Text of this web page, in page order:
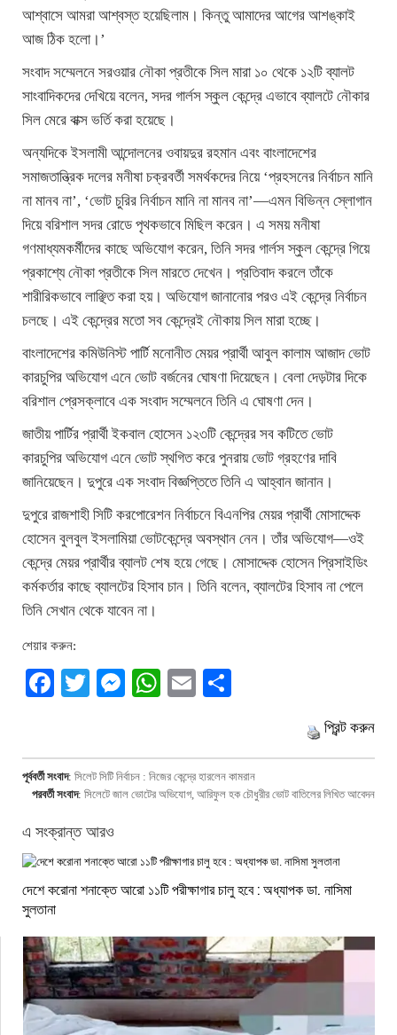
আশ্বাসে আমরা আশ্বস্ত হয়েছিলাম। কিন্তু আমাদের আগের আশঙ্কাই
আজ ঠিক হলো।’
সংবাদ সম্মেলনে সরওয়ার নৌকা প্রতীকে সিল মারা ১০ থেকে ১২টি ব্যালট
সাংবাদিকদের দেখিয়ে বলেন, সদর গার্লস স্কুল কেন্দ্রে এভাবে ব্যালটে নৌকার
সিল মেরে বাক্স ভর্তি করা হয়েছে।
অন্যদিকে ইসলামী আন্দোলনের ওবায়দুর রহমান এবং বাংলাদেশের
সমাজতান্ত্রিক দলের মনীষা চক্রবর্তী সমর্থকদের নিয়ে ‘প্রহসনের নির্বাচন মানি
না মানব না’, ‘ভোট চুরির নির্বাচন মানি না মানব না’—এমন বিভিন্ন স্লোগান
দিয়ে বরিশাল সদর রোডে পৃথকভাবে মিছিল করেন। এ সময় মনীষা
গণমাধ্যমকর্মীদের কাছে অভিযোগ করেন, তিনি সদর গার্লস স্কুল কেন্দ্রে গিয়ে
প্রকাশ্যে নৌকা প্রতীকে সিল মারতে দেখেন। প্রতিবাদ করলে তাঁকে
শারীরিকভাবে লাঞ্ছিত করা হয়। অভিযোগ জানানোর পরও এই কেন্দ্রে নির্বাচন
চলছে। এই কেন্দ্রের মতো সব কেন্দ্রেই নৌকায় সিল মারা হচ্ছে।
বাংলাদেশের কমিউনিস্ট পার্টি মনোনীত মেয়র প্রার্থী আবুল কালাম আজাদ ভোট
কারচুপির অভিযোগ এনে ভোট বর্জনের ঘোষণা দিয়েছেন। বেলা দেড়টার দিকে
বরিশাল প্রেসক্লাবে এক সংবাদ সম্মেলনে তিনি এ ঘোষণা দেন।
জাতীয় পার্টির প্রার্থী ইকবাল হোসেন ১২৩টি কেন্দ্রের সব কটিতে ভোট
কারচুপির অভিযোগ এনে ভোট স্থগিত করে পুনরায় ভোট গ্রহণের দাবি
জানিয়েছেন। দুপুরে এক সংবাদ বিজ্ঞপ্তিতে তিনি এ আহ্বান জানান।
দুপুরে রাজশাহী সিটি করপোরেশন নির্বাচনে বিএনপির মেয়র প্রার্থী মোসাদ্দেক
হোসেন বুলবুল ইসলামিয়া ভোটকেন্দ্রে অবস্থান নেন। তাঁর অভিযোগ—ওই
কেন্দ্রে মেয়র প্রার্থীর ব্যালট শেষ হয়ে গেছে। মোসাদ্দেক হোসেন প্রিসাইডিং
কর্মকর্তার কাছে ব্যালটের হিসাব চান। তিনি বলেন, ব্যালটের হিসাব না পেলে
তিনি সেখান থেকে যাবেন না।
শেয়ার করুন:
Facebook
TwitterMessenger
WhatsApp
Email
প্রিন্ট করুন
পূর্ববর্তী সংবাদ: সিলেট সিটি নির্বাচন : নিজের কেন্দ্রে হারলেন কামরান
পরবর্তী সংবাদ: সিলেটে জাল ভোটের অভিযোগ, আরিফুল হক চৌধুরীর ভোট বাতিলের লিখিত আবেদন
এ সংক্রান্ত আরও
দেশে করোনা শনাক্তে আরো ১১টি পরীক্ষাগার চালু হবে : অধ্যাপক ডা. নাসিমা
সুলতানা